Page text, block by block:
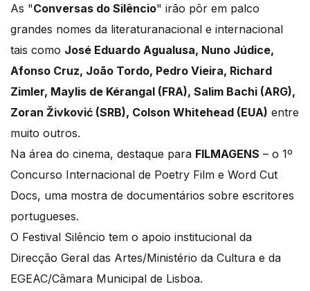
As "Conversas do Silêncio" irão pôr em palco
grandes nomes da literaturanacional e internacional
tais como José Eduardo Agualusa, Nuno Júdice,
Afonso Cruz, João Tordo, Pedro Vieira, Richard
Zimler, Maylis de Kérangal (FRA), Salim Bachi (ARG),
Zoran Živković (SRB), Colson Whitehead (EUA) entre
muito outros.
Na área do cinema, destaque para FILMAGENS – o 1º
Concurso Internacional de Poetry Film e Word Cut
Docs, uma mostra de documentários sobre escritores
portugueses.
O Festival Silêncio tem o apoio institucional da
Direcção Geral das Artes/Ministério da Cultura e da
EGEAC/Câmara Municipal de Lisboa.